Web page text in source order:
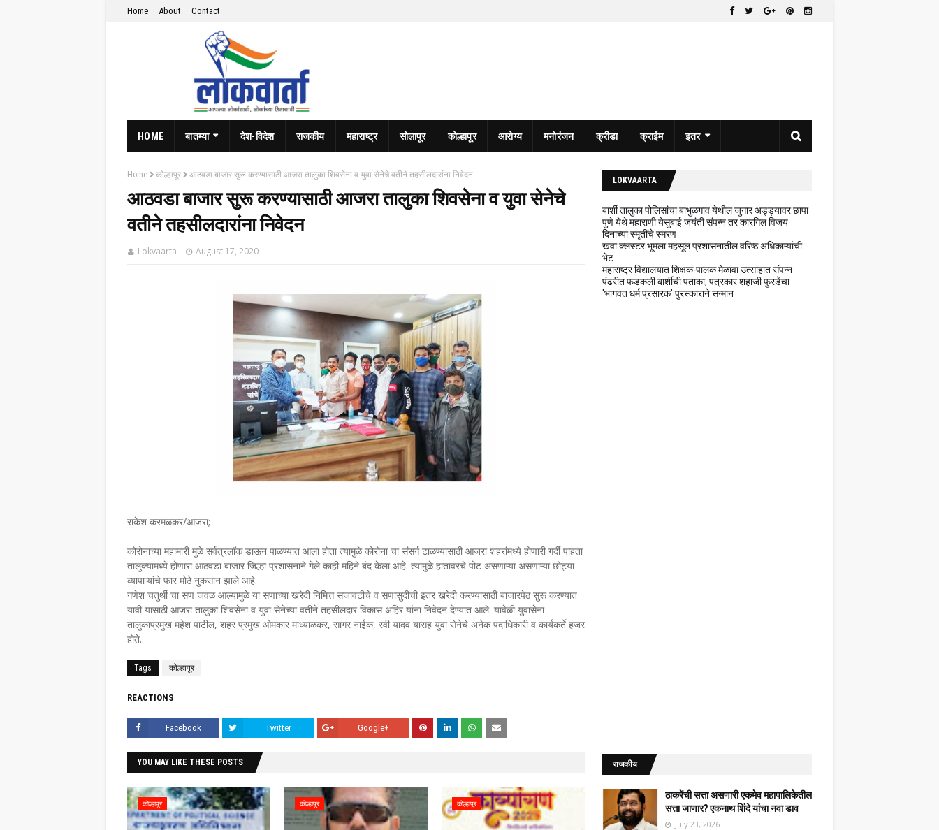
Home About Contact
HOME बातम्या देश-विदेश राजकीय महाराष्ट्र सोलापूर कोल्हापूर आरोग्य मनोरंजन क्रीडा क्राईम इतर
Home कोल्हापूर आठवडा बाजार सुरू करण्यासाठी आजरा तालुका शिवसेना व युवा सेनेचे वतीने तहसीलदारांना निवेदन
आठवडा बाजार सुरू करण्यासाठी आजरा तालुका शिवसेना व युवा सेनेचे
वतीने तहसीलदारांना निवेदन
Lokvaarta August 17, 2020
राकेश करमळकर/आजरा;
कोरोनाच्या महामारी मुळे सर्वत्रलॉक डाऊन पाळण्यात आला होता त्यामुळे कोरोना चा संसर्ग टाळण्यासाठी आजरा शहरांमध्ये होणारी गर्दी पाहता
तालुक्यामध्ये होणारा आठवडा बाजार जिल्हा प्रशासनाने गेले काही महिने बंद केला आहे. त्यामुळे हातावरचे पोट असणाऱ्या असणाऱ्या छोट्या
व्यापाऱ्यांचे फार मोठे नुकसान झाले आहे.
गणेश चतुर्थी चा सण जवळ आल्यामुळे या सणाच्या खरेदी निमित्त सजावटीचे व सणासुदीची इतर खरेदी करण्यासाठी बाजारपेठ सुरू करण्यात
यावी यासाठी आजरा तालुका शिवसेना व युवा सेनेच्या वतीने तहसीलदार विकास अहिर यांना निवेदन देण्यात आले. यावेळी युवासेना
तालुकाप्रमुख महेश पाटील, शहर प्रमुख ओमकार माध्याळकर, सागर नाईक, रवी यादव यासह युवा सेनेचे अनेक पदाधिकारी व कार्यकर्ते हजर
होते.
Tags कोल्हापूर
REACTIONS
Facebook Twitter Google+
YOU MAY LIKE THESE POSTS
कोल्हापूर कोल्हापूर कोल्हापूर
LOKVAARTA
बार्शी तालुका पोलिसांचा बाभुळगाव येथील जुगार अड्ड्यावर छापा
पुणे येथे महाराणी येसुबाई जयंती संपन्न तर कारगिल विजय
दिनाच्या स्मृतींचे स्मरण
खवा क्लस्टर भूमला महसूल प्रशासनातील वरिष्ठ अधिकाऱ्यांची
भेट
महाराष्ट्र विद्यालयात शिक्षक-पालक मेळावा उत्साहात संपन्न
पंढरीत फडकली बार्शीची पताका, पत्रकार शहाजी फुरडेंचा
'भागवत धर्म प्रसारक' पुरस्काराने सन्मान
राजकीय
ठाकरेंची सत्ता असणारी एकमेव महापालिकेतील
सत्ता जाणार? एकनाथ शिंदे यांचा नवा डाव
July 23, 2026